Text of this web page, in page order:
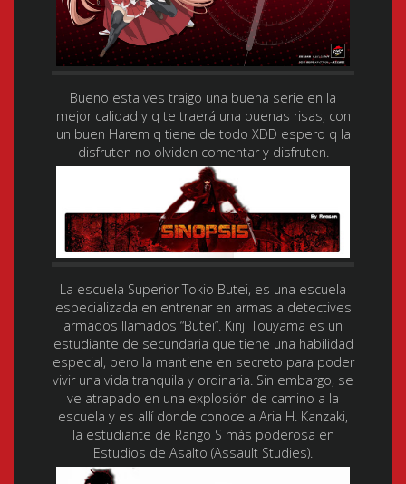
Bueno esta ves traigo una buena serie en la
mejor calidad y q te traerá una buenas risas, con
un buen Harem q tiene de todo XDD espero q la
disfruten no olviden comentar y disfruten.
La escuela Superior Tokio Butei, es una escuela
especializada en entrenar en armas a detectives
armados llamados “Butei”. Kinji Touyama es un
estudiante de secundaria que tiene una habilidad
especial, pero la mantiene en secreto para poder
vivir una vida tranquila y ordinaria. Sin embargo, se
ve atrapado en una explosión de camino a la
escuela y es allí donde conoce a Aria H. Kanzaki,
la estudiante de Rango S más poderosa en
Estudios de Asalto (Assault Studies).